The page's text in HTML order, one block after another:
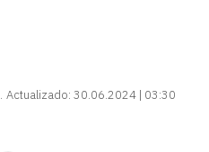
Actualizado: 30.06.2024 | 03:30